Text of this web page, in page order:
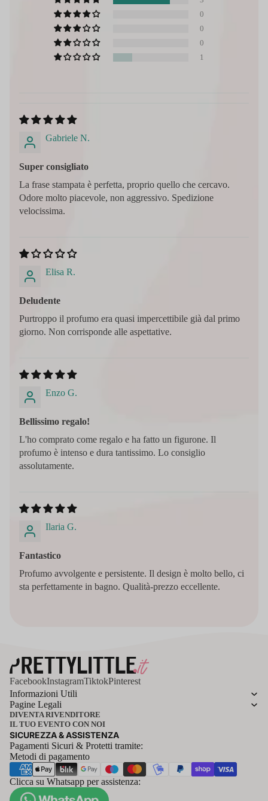
0
0
0
1
Gabriele N.
Super consigliato
La frase stampata è perfetta, proprio quello che cercavo.
Odore molto piacevole, non aggressivo. Spedizione
velocissima.
Elisa R.
Deludente
Purtroppo il profumo era quasi impercettibile già dal primo
giorno. Non corrisponde alle aspettative.
Enzo G.
Bellissimo regalo!
L'ho comprato come regalo e ha fatto un figurone. Il
profumo è intenso e dura tantissimo. Lo consiglio
assolutamente.
Ilaria G.
Fantastico
Profumo avvolgente e persistente. Il design è molto bello, ci
sta perfettamente in bagno. Qualità-prezzo eccellente.
FacebookInstagramTiktokPinterest
Informazioni Utili
Pagine Legali
DIVENTA RIVENDITORE
IL TUO EVENTO CON NOI
SICUREZZA & ASSISTENZA
Pagamenti Sicuri & Protetti tramite:
Metodi di pagamento
Clicca su Whatsapp per assistenza: